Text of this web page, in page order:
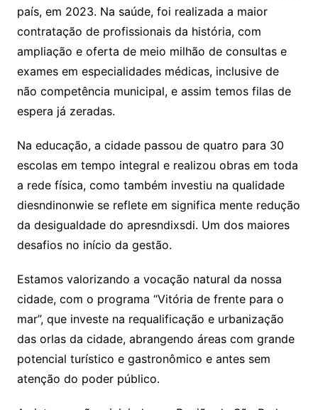
país, em 2023. Na saúde, foi realizada a maior
contratação de profissionais da história, com
ampliação e oferta de meio milhão de consultas e
exames em especialidades médicas, inclusive de
não competência municipal, e assim temos filas de
espera já zeradas.
Na educação, a cidade passou de quatro para 30
escolas em tempo integral e realizou obras em toda
a rede física, como também investiu na qualidade
diesndinonwie se reflete em significa mente redução
da desigualdade do apresndixsdi. Um dos maiores
desafios no início da gestão.
Estamos valorizando a vocação natural da nossa
cidade, com o programa “Vitória de frente para o
mar”, que investe na requalificação e urbanização
das orlas da cidade, abrangendo áreas com grande
potencial turístico e gastronômico e antes sem
atenção do poder público.